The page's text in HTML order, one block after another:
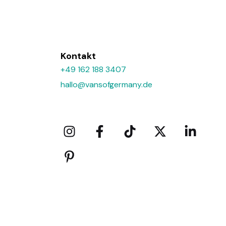
Kontakt
+49 162 188 3407
hallo@vansofgermany.de